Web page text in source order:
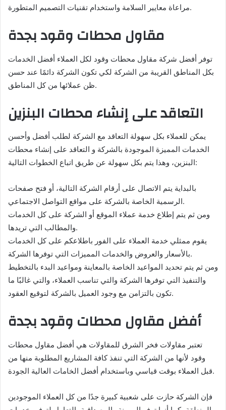
مراعاة معايير السلامة واستخدام تقنيات التصميم المتطورة.
مقاول محطات وقود بجدة
توفر أفضل شركة مقاول محطات وقود لكل العملاء أفضل الخدمات
بكل المناطق القريبة من الشركة لكي تكون الشركة دائمًا عند حسن
ظن عملائها من كل المناطق.
التعاقد على إنشاء محطات البنزين
يمكن للعملاء بكل سهولة التعاقد مع الشركة لطلب أفضل وأحسن
الخدمات المميزة الموجودة بالشركة و التعاقد على إنشاء محطات
البنزين، وهذا يتم بكل سهولة عن طريق اتباع الخطوات التالية:
بالبداية يتم الاتصال على أرقام الشركة التالية، أو فتح صفحات
الرسمية الخاصة بالشركة على مواقع التواصل الاجتماعي.
ومن ثم يتم إطلاع خدمة عملاء الموقع أو الشركة على كل الخدمات
والمطالب التي تريدها.
يقوم ممثلي خدمة العملاء على الفور باطلاعكم على كل الخدمات
بالأسعار والعروض والخدمات المميزات التي توفرها الشركة.
ومن ثم يتم تحديد المواعيد الخاصة بالمعاينة ومواعيد البدء بالتخطيط
والتنفيذ التي توفرها الشركة والتي تناسب العملاء، والتي غالبًا ما
تكون بالتزامن مع وجود العميل بالشركة لتوقيع العقود.
أفضل مقاول محطات وقود بجدة
تعتبر مقاولات فخر الشرق للمقاولات هي أفضل مقاول محطات
وقود لأنها من الشركة التي تنفذ كافة المشاريع المطلوبة منها من
قبل العملاء بوقت قياسي وباستخدام أفضل الخامات العالية الجودة.
فإن الشركة حازت على شعبية كبيرة جدًا من كل العملاء الموجودين